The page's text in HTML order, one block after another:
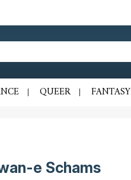
QUEER FANTASY
e Schams